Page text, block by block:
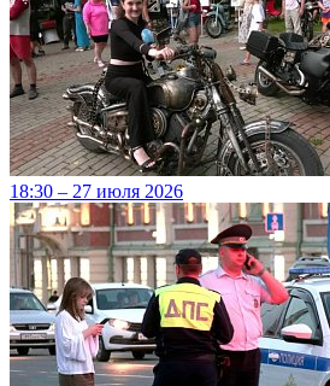
18:30 – 27 июля 2026